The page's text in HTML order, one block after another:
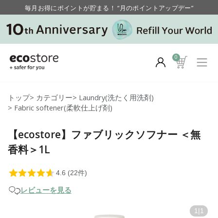
毎月お得にポイントが貯まる！ “月のポイントアップデー”
【重要】お盆期間中のお問い合わせと商品配送に関しまして
毎月お得にポイントが貯まる！ “月のポイントアップデー”
0
トップ> カテゴリー> Laundry(洗たく用洗剤)
> Fabric softener(柔軟仕上げ剤)
【ecostore】ファブリックソフナー ＜無
香料＞1L
レビューを見る
1 1